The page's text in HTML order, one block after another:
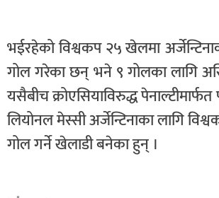
भईरहेको विश्वकप २५ खेलमा
गोल गरेका छन् भने ९ गोलका लागि
यसैबीच क्रोएसियाविरुद्ध
लियोनल मेस्सी अर्जेन्टिनाका लागि
गोल गर्ने खेलाडी बनेका हुन् ।